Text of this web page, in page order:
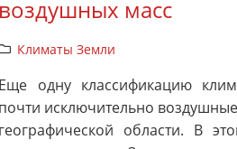
воздушных масс
Климаты Земли
Еще одну классификацию
почти исключительно
географической области. В